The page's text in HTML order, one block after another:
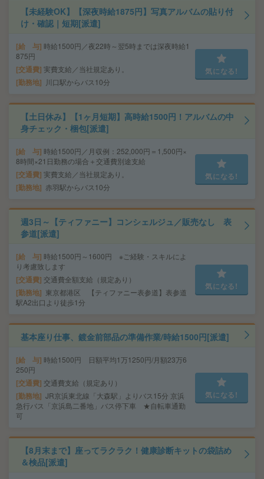
【未経験OK】【深夜時給1875円】写真アルバムの貼り付
け・確認｜短期[派遣]
給 与 時給1500円／夜22時～翌5時までは深夜時給1
875円
交通費 実費支給／当社規定あり。
勤務地 川口駅からバス10分
気になる!
【土日休み】【1ヶ月短期】高時給1500円！アルバムの中
身チェック・梱包[派遣]
給 与 時給1500円／月収例：252,000円＝1,500円×
8時間×21日勤務の場合＋交通費別途支給
交通費 実費支給／当社規定あり。
勤務地 赤羽駅からバス10分
気になる!
週3日～【ティファニー】コンシェルジュ／販売なし 表
参道[派遣]
給 与 時給1500円～1600円 ※ご経験・スキルによ
り考慮致します
交通費 交通費全額支給（規定あり）
勤務地
東京都港区 【ティファニー表参道】表参道
駅A2出口より徒歩1分
気になる!
基本座り仕事、鍍金前部品の準備作業/時給1500円[派遣]
給 与 時給1500円 日額平均1万1250円/月額23万6
250円
交通費 交通費支給（規定あり）
勤務地 JR京浜東北線「大森駅」よりバス15分 京浜
急行バス「京浜島二番地」バス停下車 ★自転車通勤
可
気になる!
【8月末まで】座ってラクラク！健康診断キットの袋詰め
＆検品[派遣]